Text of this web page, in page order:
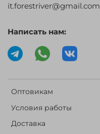
Оптовикам
Условия работы
Доставка
it.forestriver@gmail.com
Написать нам: